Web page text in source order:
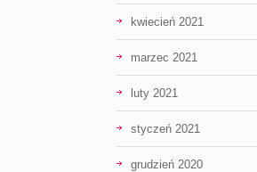
kwiecień 2021
marzec 2021
luty 2021
styczeń 2021
grudzień 2020